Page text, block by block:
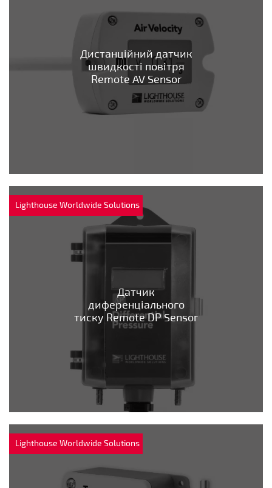
Дистанційний датчик
швидкості повітря
Remote AV Sensor
Lighthouse Worldwide Solutions
Датчик
диференціального
тиску Remote DP Sensor
Lighthouse Worldwide Solutions